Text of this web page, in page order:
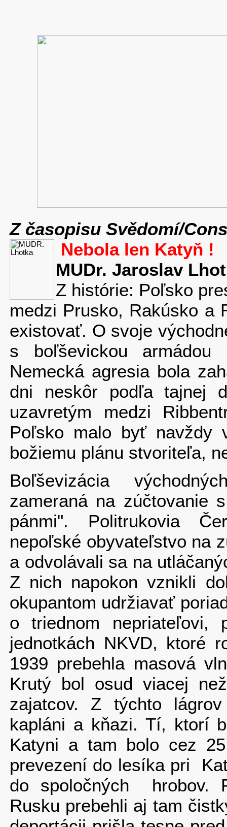
Z časopisu Svědomí/
Nebola len Katyň !
MUDr. Jaroslav
Z histórie: Poľsko
medzi Prusko, Rakúsko a
existovať. O svoje
s boľševickou
Nemecká agresia bola
dni neskôr podľa tajnej
uzavretým medzi
Poľsko malo byť navždy
božiemu plánu stvoriteľa,
Boľševizácia
zameraná na zúčtovanie
pánmi". Politrukovia
nepoľské obyvateľstvo na
a odvolávali sa na
Z nich napokon vznikli
okupantom udržiavať
o triednom
jednotkách NKVD, ktoré
1939 prebehla masová
Krutý bol osud viacej
zajatcov. Z týchto
kapláni a kňazi. Tí, ktorí
Katyni a tam bolo cez
prevezení do lesíka pri
do spoločných hrobov.
Rusku prebehli aj tam